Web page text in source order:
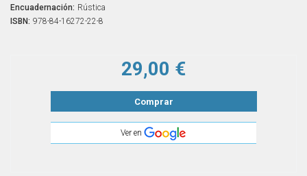
Encuadernación: Rústica
ISBN: 978-84-16272-22-8
29,00 €
Comprar
Ver en